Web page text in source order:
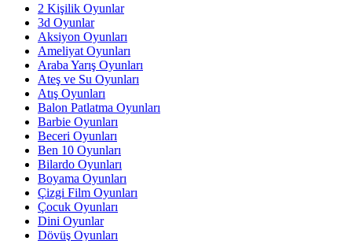
2 Kişilik Oyunlar
3d Oyunlar
Aksiyon Oyunları
Ameliyat Oyunları
Araba Yarış Oyunları
Ateş ve Su Oyunları
Atış Oyunları
Balon Patlatma Oyunları
Barbie Oyunları
Beceri Oyunları
Ben 10 Oyunları
Bilardo Oyunları
Boyama Oyunları
Çizgi Film Oyunları
Çocuk Oyunları
Dini Oyunlar
Dövüş Oyunları